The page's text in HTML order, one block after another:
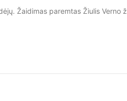
Žaidimas paremtas Žiulis Verno